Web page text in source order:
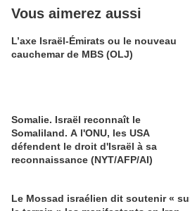
Vous aimerez aussi
L’axe Israël-Émirats ou le nouveau
cauchemar de MBS (OLJ)
Somalie. Israël reconnaît le
Somaliland. A l'ONU, les USA
défendent le droit d'Israël à sa
reconnaissance (NYT/AFP/AI)
Le Mossad israélien dit soutenir «